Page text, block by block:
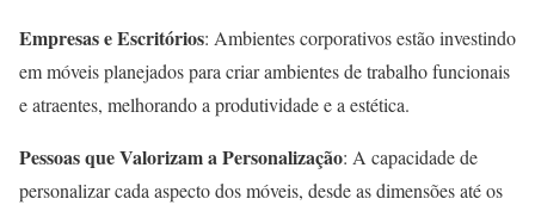
Empresas e Escritórios: Ambientes corporativos estão investindo
em móveis planejados para criar ambientes de trabalho funcionais
e atraentes, melhorando a produtividade e a estética.
Pessoas que Valorizam a Personalização: A capacidade de
personalizar cada aspecto dos móveis, desde as dimensões até os